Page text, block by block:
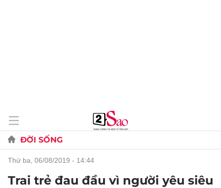
ĐỜI SỐNG
thứ ba, 06/08/2019 - 14:44
Trai trẻ đau đầu vì người yêu siêu